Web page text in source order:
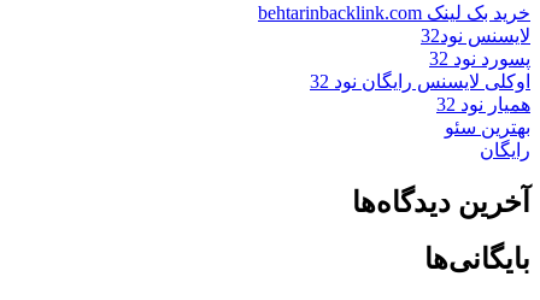
خرید بک لینک behtarinbacklink.com
لایسنس نود32
پسورد نود 32
اوکلی لایسنس رایگان نود 32
همیار نود 32
بهترین سئو
رایگان
آخرین دیدگاه‌ها
بایگانی‌ها